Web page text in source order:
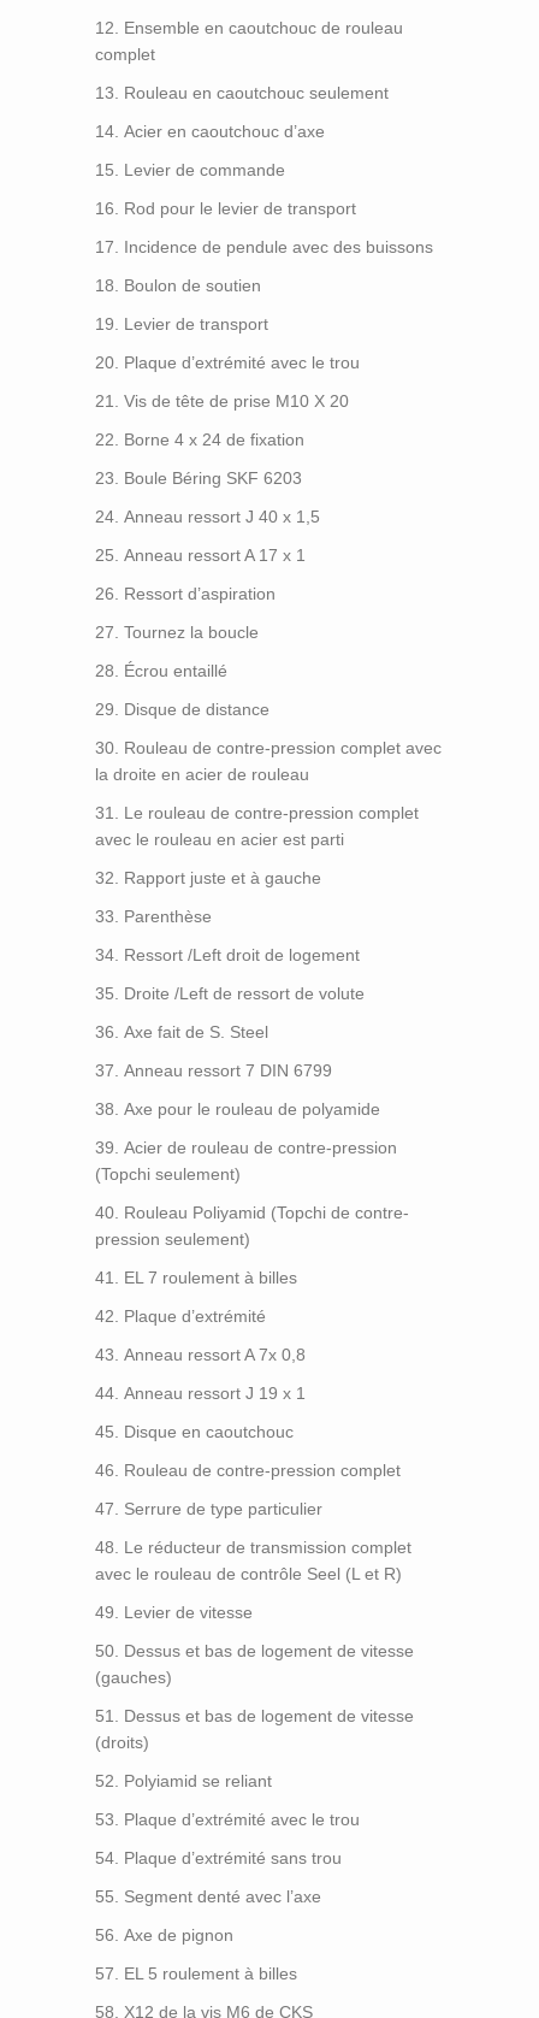
Ensemble en caoutchouc de rouleau
complet
Rouleau en caoutchouc seulement
Acier en caoutchouc d’axe
Levier de commande
Rod pour le levier de transport
Incidence de pendule avec des buissons
Boulon de soutien
Levier de transport
Plaque d’extrémité avec le trou
Vis de tête de prise M10 X 20
Borne 4 x 24 de fixation
Boule Béring SKF 6203
Anneau ressort J 40 x 1,5
Anneau ressort A 17 x 1
Ressort d’aspiration
Tournez la boucle
Écrou entaillé
Disque de distance
Rouleau de contre-pression complet avec
la droite en acier de rouleau
Le rouleau de contre-pression complet
avec le rouleau en acier est parti
Rapport juste et à gauche
Parenthèse
Ressort /Left droit de logement
Droite /Left de ressort de volute
Axe fait de S. Steel
Anneau ressort 7 DIN 6799
Axe pour le rouleau de polyamide
Acier de rouleau de contre-pression
(Topchi seulement)
Rouleau Poliyamid (Topchi de contre-
pression seulement)
EL 7 roulement à billes
Plaque d’extrémité
Anneau ressort A 7x 0,8
Anneau ressort J 19 x 1
Disque en caoutchouc
Rouleau de contre-pression complet
Serrure de type particulier
Le réducteur de transmission complet
avec le rouleau de contrôle Seel (L et R)
Levier de vitesse
Dessus et bas de logement de vitesse
(gauches)
Dessus et bas de logement de vitesse
(droits)
Polyiamid se reliant
Plaque d’extrémité avec le trou
Plaque d’extrémité sans trou
Segment denté avec l’axe
Axe de pignon
EL 5 roulement à billes
X12 de la vis M6 de CKS
Rouleaux D’ébonite
Rouleau en Caoutchouc dur Superbe
Tube en Caoutchouc Gonflable
Point de Contact Rolls
Galet Presseur